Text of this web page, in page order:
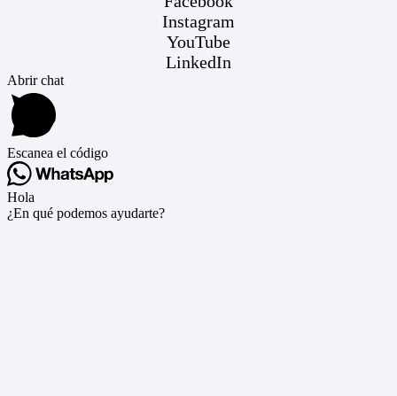
Instagram
YouTube
LinkedIn
Abrir chat
Escanea el código
Hola
¿En qué podemos ayudarte?